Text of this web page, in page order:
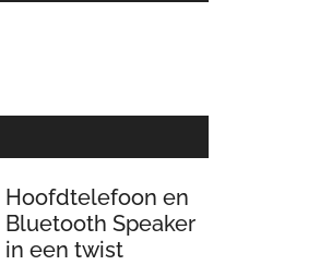
Hoofdtelefoon en
Bluetooth Speaker
in een twist